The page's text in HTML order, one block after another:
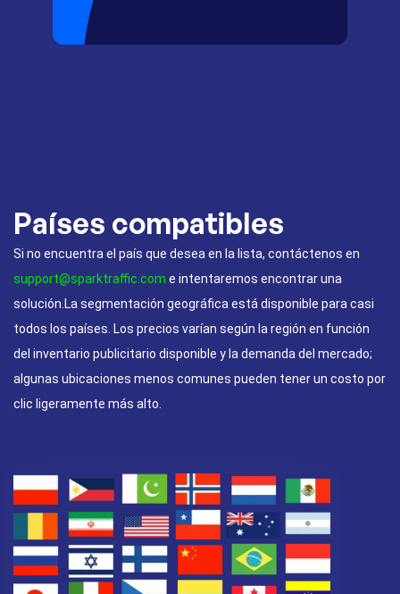
Países compatibles
Si no encuentra el país que desea en la lista, contáctenos en
support@sparktraffic.com e intentaremos encontrar una
solución.La segmentación geográfica está disponible para casi
todos los países. Los precios varían según la región en función
del inventario publicitario disponible y la demanda del mercado;
algunas ubicaciones menos comunes pueden tener un costo por
clic ligeramente más alto.